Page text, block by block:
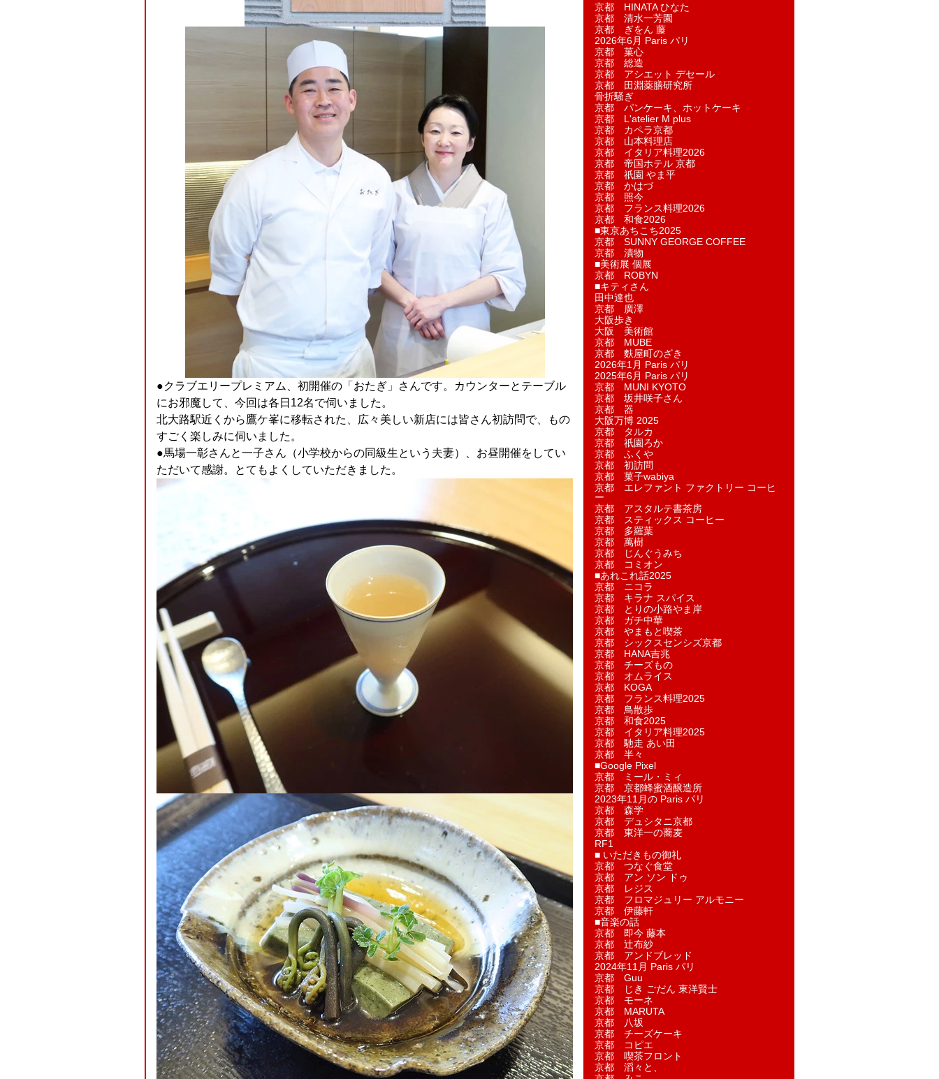
●クラブエリープレミアム、初開催の「おたぎ」さんです。カウンターとテーブル
にお邪魔して、今回は各日12名で伺いました。
北大路駅近くから鷹ケ峯に移転された、広々美しい新店には皆さん初訪問で、もの
すごく楽しみに伺いました。
●馬場一彰さんと一子さん（小学校からの同級生という夫妻）、お昼開催をしてい
ただいて感謝。とてもよくしていただきました。
京都 HINATA ひなた
京都 清水一芳園
京都 ぎをん 藤
2026年6月 Paris パリ
京都 菓​心
京都 総造
京都 アシエット デセール
京都 田淵薬膳研究所
骨折騒ぎ
京都 パンケーキ、ホットケーキ
京都 L'atelier M plus
京都 カペラ京都
京都 山本料理店
京都 イタリア料理2026
京都 帝国ホテル 京都
京都 祇園 やま平
京都 かはづ
京都 照今
京都 フランス料理2026
京都 和食2026
■東京あちこち2025
京都 SUNNY GEORGE COFFEE
京都 漬物
■美術展 個展
京都 ROBYN
■キティさん
田中達也
京都 廣澤
大阪歩き
大阪 美術館
京都 MUBE
京都 麩屋町のざき
2026年1月 Paris パリ
2025年6月 Paris パリ
京都 MUNI KYOTO
京都 坂井咲子さん
京都 器
大阪万博 2025
京都 タルカ
京都 祇園ろか
京都 ふくや
京都 初訪問
京都 菓子wabiya
京都 エレファント ファクトリー コーヒ
ー
京都 アスタルテ書茶房
京都 スティックス コーヒー
京都 多羅葉
京都 萬樹
京都 じんぐうみち
京都 コミオン
■あれこれ話2025
京都 ニコラ
京都 キラナ スパイス
京都 とりの小路やま岸
京都 ガチ中華
京都 やまもと喫茶
京都 シックスセンシズ京都
京都 HANA吉兆
京都 チーズもの
京都 オムライス
京都 KOGA
京都 フランス料理2025
京都 鳥散歩
京都 和食2025
京都 イタリア料理2025
京都 馳走 あい田
京都 半々
■Google Pixel
京都 ミール・ミィ
京都 京都蜂蜜酒醸造所
2023年11月の Paris パリ
京都 森学
京都 デュシタニ京都
京都 東洋一の蕎麦
RF1
■ いただきもの御礼
京都 つなぐ食堂
京都 アン ソン ドゥ
京都 レジス
京都 フロマジュリー アルモニー
京都 伊藤軒
■音楽の話
京都 即今 藤本
京都 辻布紗
京都 アンドブレッド
2024年11月 Paris パリ
京都 Guu
京都 じき ごだん 東洋賢士
京都 モーネ
京都 MARUTA
京都 八坂
京都 チーズケーキ
京都 コピエ
京都 喫茶フロント
京都 滔々と、